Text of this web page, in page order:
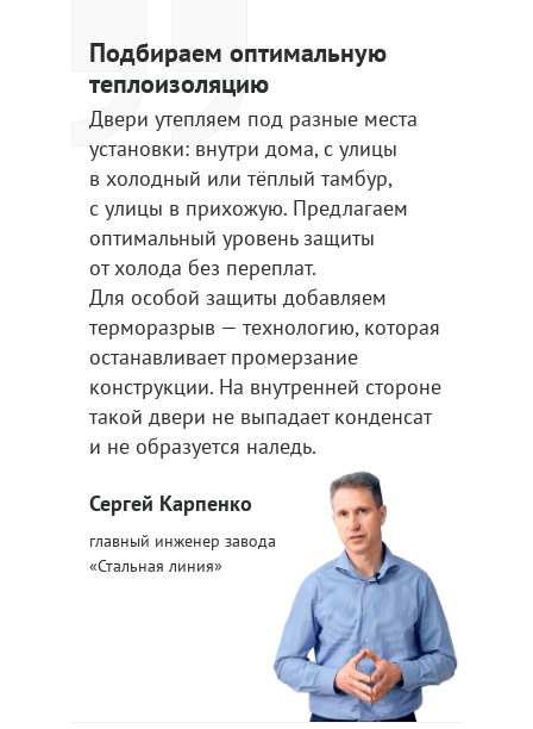
Подбираем оптимальную
теплоизоляцию
Двери утепляем под разные места
установки: внутри дома, с улицы
в холодный или тёплый тамбур,
с улицы в прихожую. Предлагаем
оптимальный уровень защиты
от холода без переплат.
Для особой защиты добавляем
терморазрыв — технологию, которая
останавливает промерзание
конструкции. На внутренней стороне
такой двери не выпадает конденсат
и не образуется наледь.
Сергей Карпенко
главный инженер завода
«Стальная линия»